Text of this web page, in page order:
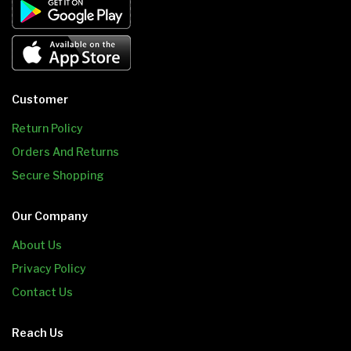
Customer
Return Policy
Orders And Returns
Secure Shopping
Our Company
About Us
Privacy Policy
Contact Us
Reach Us